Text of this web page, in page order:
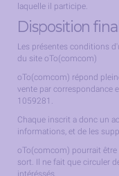
laquelle il participe.
Disposition
Les présentes conditions
du site oTo(comcom)
oTo(comcom) répond
vente par correspondance
1059281.
Chaque inscrit a donc un
informations, et de les
oTo(comcom) pourrait
sort. Il ne fait que circuler
intéréssés.